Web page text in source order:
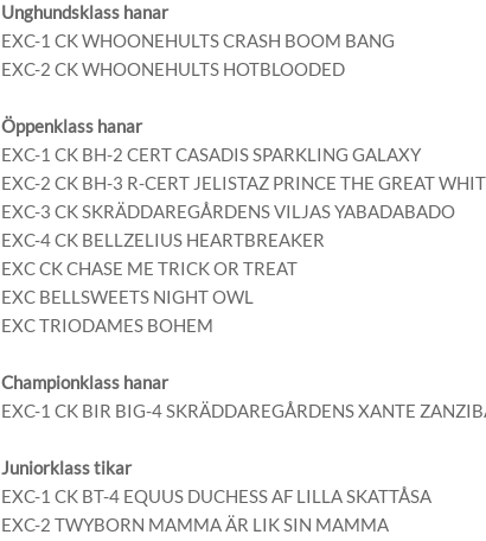
Unghundsklass hanar
EXC-1 CK WHOONEHULTS CRASH BOOM BANG
EXC-2 CK WHOONEHULTS HOTBLOODED
Öppenklass hanar
EXC-1 CK BH-2 CERT CASADIS SPARKLING GALAXY
EXC-2 CK BH-3 R-CERT JELISTAZ PRINCE THE GREAT
EXC-3 CK SKRÄDDAREGÅRDENS VILJAS YABADABADO
EXC-4 CK BELLZELIUS HEARTBREAKER
EXC CK CHASE ME TRICK OR TREAT
EXC BELLSWEETS NIGHT OWL
EXC TRIODAMES BOHEM
Championklass hanar
EXC-1 CK BIR BIG-4 SKRÄDDAREGÅRDENS XANTE
Juniorklass tikar
EXC-1 CK BT-4 EQUUS DUCHESS AF LILLA SKATTÅSA
EXC-2 TWYBORN MAMMA ÄR LIK SIN MAMMA